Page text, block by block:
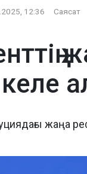
12:36 Саясат
келе
жаңа